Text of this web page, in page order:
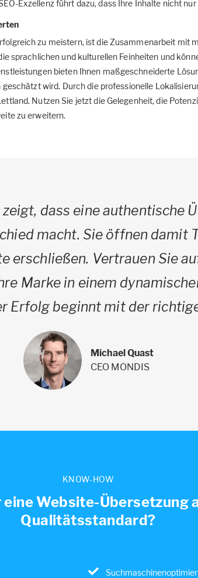
Exzellenz führt dazu, dass Ihre Inhalte nicht
zu meistern, ist die Zusammenarbeit mit
sprachlichen und kulturellen Feinheiten und
bieten Ihnen maßgeschneiderte
wird. Durch die professionelle
Nutzen Sie jetzt die Gelegenheit, die
zu erweitern.
zeigt, dass eine authentische
macht. Sie öffnen damit
erschließen. Vertrauen Sie
Marke in einem
Erfolg beginnt mit der
Michael Quast
CEO MONDIS
KNOW-HOW
Website-Übersetzung
Qualitätsstandard?